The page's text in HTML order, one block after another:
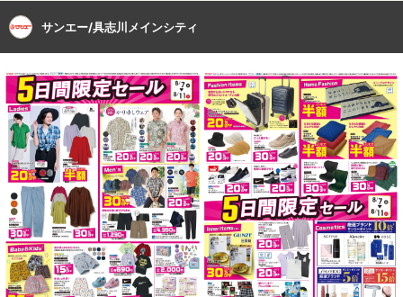
サンエー/具志川メインシティ